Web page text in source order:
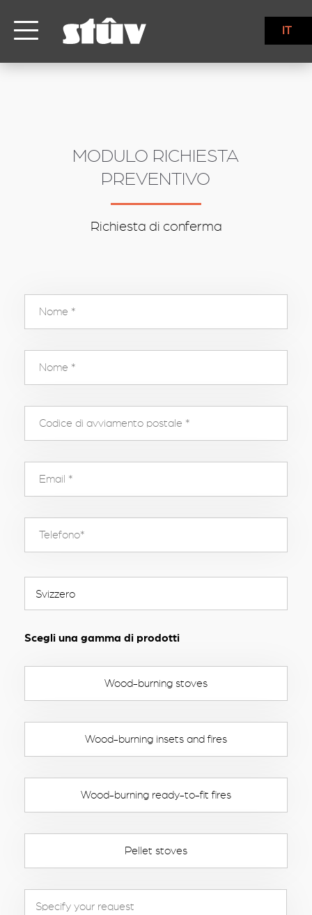
IT
MODULO RICHIESTA
PREVENTIVO
Richiesta di conferma
Scegli una gamma di prodotti
Wood-burning stoves
Wood-burning insets and fires
Wood-burning ready-to-fit fires
Pellet stoves